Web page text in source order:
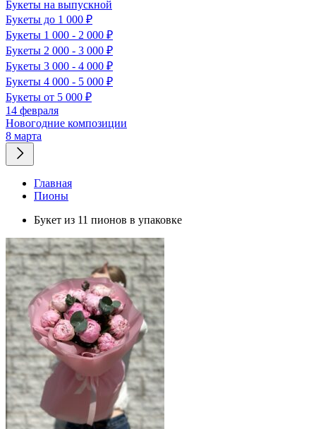
Букеты на выпускной
Букеты до 1 000 ₽
Букеты 1 000 - 2 000 ₽
Букеты 2 000 - 3 000 ₽
Букеты 3 000 - 4 000 ₽
Букеты 4 000 - 5 000 ₽
Букеты от 5 000 ₽
14 февраля
Новогодние композиции
8 марта
Главная
Пионы
Букет из 11 пионов в упаковке